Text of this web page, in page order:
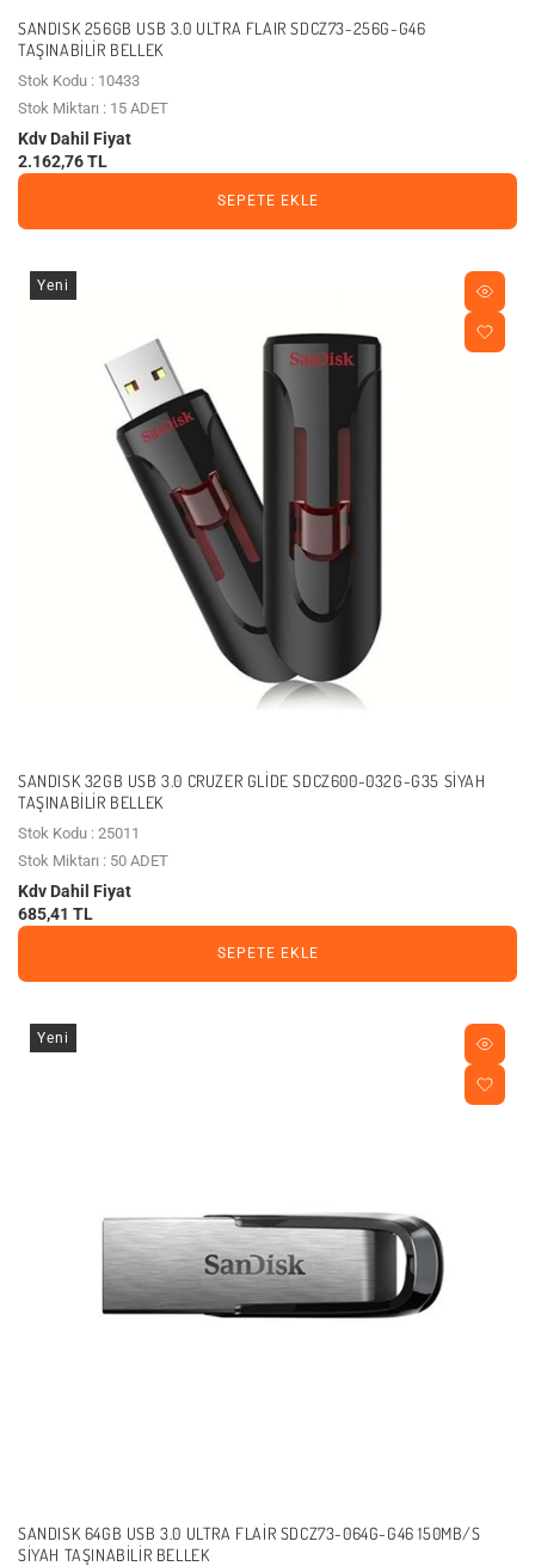
SANDISK 256GB USB 3.0 ULTRA FLAIR SDCZ73-256G-G46
TAŞINABILIR BELLEK
Stok Kodu : 10433
Stok Miktarı : 15 ADET
Kdv Dahil Fiyat
2.162,76 TL
SEPETE EKLE
Yeni
SANDISK 32GB USB 3.0 CRUZER GLIDE SDCZ600-032G-G35 SIYAH
TAŞINABILIR BELLEK
Stok Kodu : 25011
Stok Miktarı : 50 ADET
Kdv Dahil Fiyat
685,41 TL
SEPETE EKLE
Yeni
SANDISK 64GB USB 3.0 ULTRA FLAIR SDCZ73-064G-G46 150MB/S
SIYAH TAŞINABILIR BELLEK